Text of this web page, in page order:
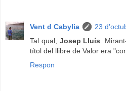
Vent d Cabylia
23
Tal qual, Josep Lluís .
títol del llibre de Valor era
Respon